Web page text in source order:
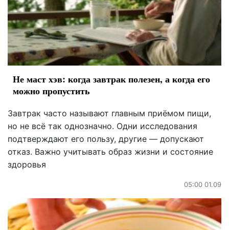
Не маст хэв: когда завтрак полезен, а когда его
можно пропустить
Завтрак часто называют главным приёмом пищи,
но не всё так однозначно. Одни исследования
подтверждают его пользу, другие — допускают
отказ. Важно учитывать образ жизни и состояние
здоровья
05:00 01.09